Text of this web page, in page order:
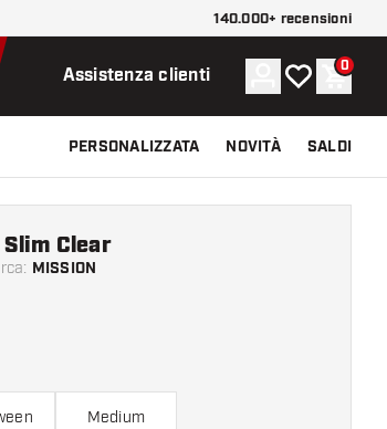
140.000+ recensioni
Assistenza clienti Account
La mia lista
0
PERSONALIZZATA NOVITÀ SALDI
: MISSION
Clear
Medium